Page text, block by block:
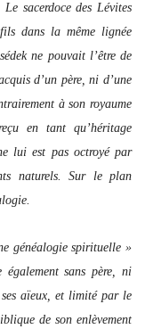
sacerdoce des Lévites
dans la même lignée
ne pouvait l’être de
d’un père, ni d’une
à son royaume
en tant qu’héritage
lui est pas octroyé par
naturels. Sur le plan
généalogie spirituelle »
également sans père, ni
ses aïeux, et limité par le
de son enlèvement